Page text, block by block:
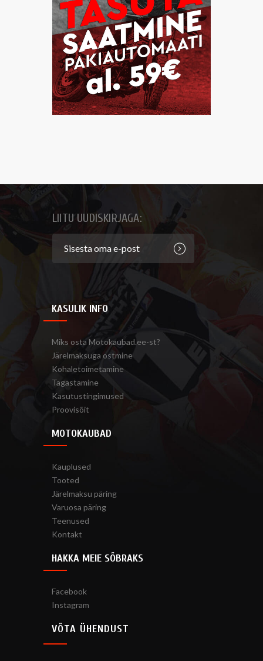
LIITU UUDISKIRJAGA:
KASULIK INFO
Miks osta Motokaubad.ee-st?
Järelmaksuga ostmine
Kohaletoimetamine
Tagastamine
Kasutustingimused
Proovisõit
MOTOKAUBAD
Kauplused
Tooted
Järelmaksu päring
Varuosa päring
Teenused
Kontakt
HAKKA MEIE SÕBRAKS
Facebook
Instagram
VÕTA ÜHENDUST